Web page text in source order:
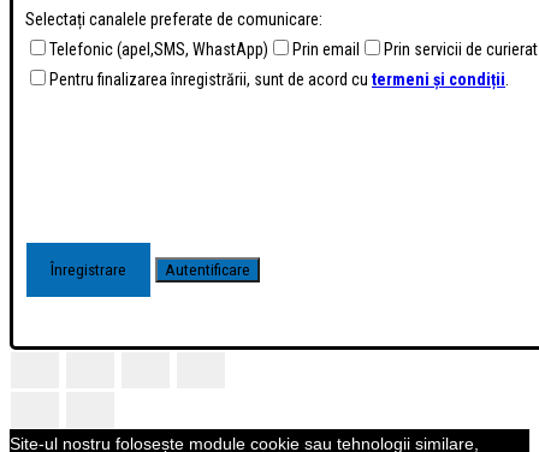
Selectați canalele preferate de comunicare:
Telefonic (apel,SMS, WhastApp)
Prin email
Prin servicii de curierat
Pentru finalizarea înregistrării, sunt de acord cu termeni și condiții
Site-ul nostru folosește module cookie sau tehnologii similare,